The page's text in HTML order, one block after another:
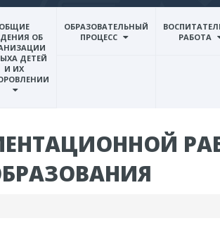
ОБЩИЕ
ОБ
ДЕТЕЙ
И ИХ
ОБРАЗОВАТЕЛЬНЫЙ
ПРОЦЕСС
РАБОТА